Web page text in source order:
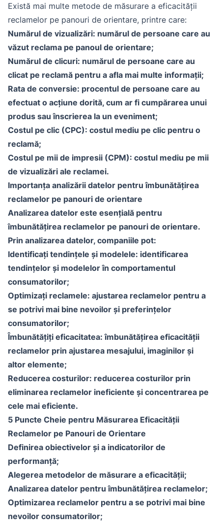
Există mai multe metode de măsurare a eficacității
reclamelor pe panouri de orientare, printre care:
Numărul de vizualizări: numărul de persoane care au
văzut reclama pe panoul de orientare;
Numărul de clicuri: numărul de persoane care au
clicat pe reclamă pentru a afla mai multe informații;
Rata de conversie: procentul de persoane care au
efectuat o acțiune dorită, cum ar fi cumpărarea unui
produs sau înscrierea la un eveniment;
Costul pe clic (CPC): costul mediu pe clic pentru o
reclamă;
Costul pe mii de impresii (CPM): costul mediu pe mii
de vizualizări ale reclamei.
Importanța analizării datelor pentru îmbunătățirea
reclamelor pe panouri de orientare
Analizarea datelor este esențială pentru
îmbunătățirea reclamelor pe panouri de orientare.
Prin analizarea datelor, companiile pot:
Identificați tendințele și modelele: identificarea
tendințelor și modelelor în comportamentul
consumatorilor;
Optimizați reclamele: ajustarea reclamelor pentru a
se potrivi mai bine nevoilor și preferințelor
consumatorilor;
Îmbunătățiți eficacitatea: îmbunătățirea eficacității
reclamelor prin ajustarea mesajului, imaginilor și
altor elemente;
Reducerea costurilor: reducerea costurilor prin
eliminarea reclamelor ineficiente și concentrarea pe
cele mai eficiente.
5 Puncte Cheie pentru Măsurarea Eficacității
Reclamelor pe Panouri de Orientare
Definirea obiectivelor și a indicatorilor de
performanță;
Alegerea metodelor de măsurare a eficacității;
Analizarea datelor pentru îmbunătățirea reclamelor;
Optimizarea reclamelor pentru a se potrivi mai bine
nevoilor consumatorilor;